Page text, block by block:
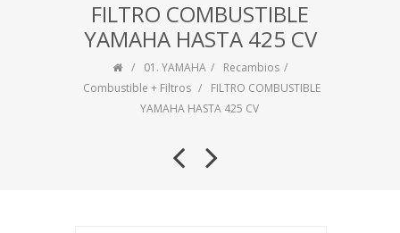
FILTRO COMBUSTIBLE
YAMAHA HASTA 425 CV
01. YAMAHA
Recambios
Combustible + Filtros
FILTRO COMBUSTIBLE
YAMAHA HASTA 425 CV